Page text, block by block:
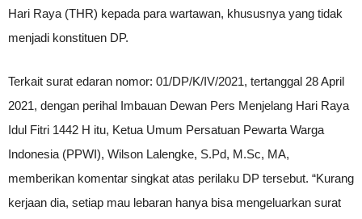
Hari Raya (THR) kepada para wartawan, khususnya yang tidak
menjadi konstituen DP.
Terkait surat edaran nomor: 01/DP/K/IV/2021, tertanggal 28 April
2021, dengan perihal Imbauan Dewan Pers Menjelang Hari Raya
Idul Fitri 1442 H itu, Ketua Umum Persatuan Pewarta Warga
Indonesia (PPWI), Wilson Lalengke, S.Pd, M.Sc, MA,
memberikan komentar singkat atas perilaku DP tersebut. “Kurang
kerjaan dia, setiap mau lebaran hanya bisa mengeluarkan surat